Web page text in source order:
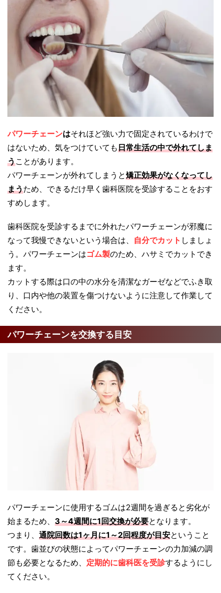
パワーチェーンはそれほど強い力で固定されているわけで
はないため、気をつけていても日常生活の中で外れてしま
うことがあります。
パワーチェーンが外れてしまうと矯正効果がなくなってし
まうため、できるだけ早く歯科医院を受診することをおす
すめします。
歯科医院を受診するまでに外れたパワーチェーンが邪魔に
なって我慢できないという場合は、 自分でカット しましょ
う。パワーチェーンはゴム製のため、ハサミでカットでき
ます。
カットする際は口の中の水分を清潔なガーゼなどでふき取
り、口内や他の装置を傷つけないように注意して作業して
ください。
パワーチェーンを交換する目安
パワーチェーンに使用するゴムは2週間を過ぎると劣化が
始まるため、 3～4週間に1回交換が必要となります。
つまり、 通院回数は1ヶ月に1～2回程度が目安ということ
です。歯並びの状態によってパワーチェーンの力加減の調
節も必要となるため、 定期的に歯科医を受診するようにし
てください。